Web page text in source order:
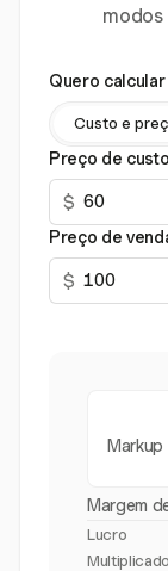
modos
Quero
Custo e
Preço de custo
$
Preço de
$
Markup
Margem
Lucro